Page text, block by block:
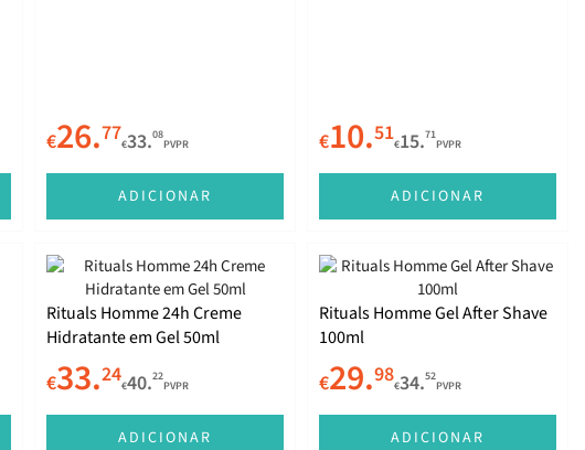
€26.77€33.08
PVPR
ADICIONAR
€10.51€15.71
PVPR
ADICIONAR
Rituals Homme 24h Creme
Hidratante em Gel 50ml
€33.24€40.22
PVPR
ADICIONAR
Rituals Homme Gel After Shave
100ml
€29.98€34.52
PVPR
ADICIONAR